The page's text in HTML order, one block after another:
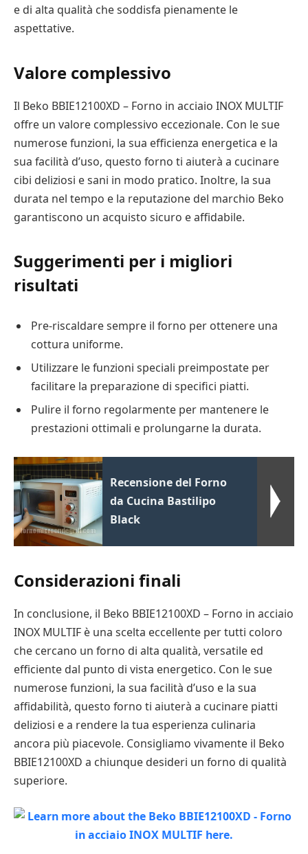
e di alta qualità che soddisfa pienamente le
aspettative.
Valore complessivo
Il Beko BBIE12100XD – Forno in acciaio INOX MULTIF
offre un valore complessivo eccezionale. Con le sue
numerose funzioni, la sua efficienza energetica e la
sua facilità d’uso, questo forno ti aiuterà a cucinare
cibi deliziosi e sani in modo pratico. Inoltre, la sua
durata nel tempo e la reputazione del marchio Beko
garantiscono un acquisto sicuro e affidabile.
Suggerimenti per i migliori
risultati
Pre-riscaldare sempre il forno per ottenere una
cottura uniforme.
Utilizzare le funzioni speciali preimpostate per
facilitare la preparazione di specifici piatti.
Pulire il forno regolarmente per mantenere le
prestazioni ottimali e prolungarne la durata.
Recensione del Forno
da Cucina Bastilipo
Black
Considerazioni finali
In conclusione, il Beko BBIE12100XD – Forno in acciaio
INOX MULTIF è una scelta eccellente per tutti coloro
che cercano un forno di alta qualità, versatile ed
efficiente dal punto di vista energetico. Con le sue
numerose funzioni, la sua facilità d’uso e la sua
affidabilità, questo forno ti aiuterà a cucinare piatti
deliziosi e a rendere la tua esperienza culinaria
ancora più piacevole. Consigliamo vivamente il Beko
BBIE12100XD a chiunque desideri un forno di qualità
superiore.